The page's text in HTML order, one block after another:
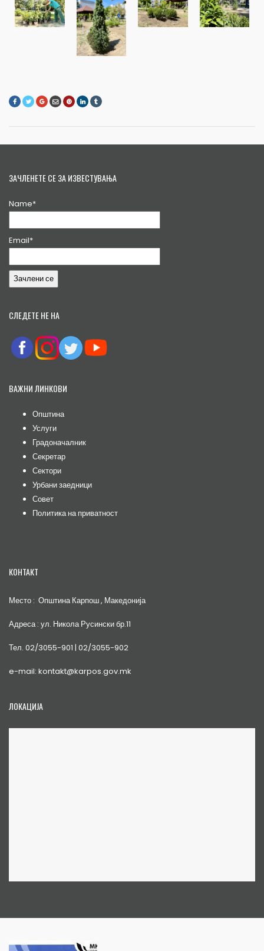
ЗАЧЛЕНЕТЕ СЕ ЗА ИЗВЕСТУВАЊА
Name*
Email*
СЛЕДЕТЕ НЕ НА
ВАЖНИ ЛИНКОВИ
Општина
Услуги
Градоначалник
Секретар
Сектори
Урбани заедници
Совет
Политика на приватност
КОНТАКТ
Место : Општина Карпош , Македонија
Адреса : ул. Никола Русински бр.11
Тел. 02/3055-901 | 02/3055-902
e-mail: kontakt@karpos.gov.mk
ЛОКАЦИЈА